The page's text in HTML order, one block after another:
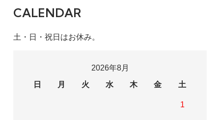
CALENDAR
土・日・祝日はお休み。
2026年8月
日
月 火 水 木 金 土
1